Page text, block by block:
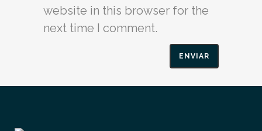
website in this browser for the
next time I comment.